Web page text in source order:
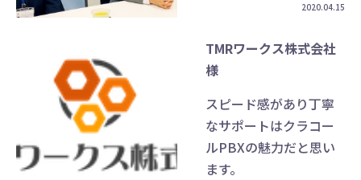
2020.04.15
TMRワークス株式会社
様
スピード感があり丁寧
なサポートはクラコー
ルPBXの魅力だと思い
ます。